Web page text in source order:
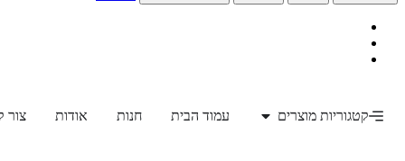
קטגוריות מוצרים עמוד הבית חנות אודות צור